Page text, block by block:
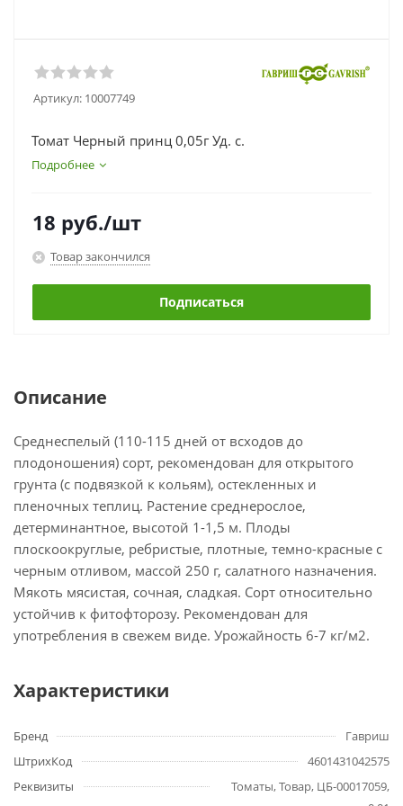
Артикул: 10007749
Томат Черный принц 0,05г Уд. с.
Подробнее
18 руб./шт
Товар закончился
Подписаться
Описание
Среднеспелый (110-115 дней от всходов до
плодоношения) сорт, рекомендован для открытого
грунта (с подвязкой к кольям), остекленных и
пленочных теплиц. Растение среднерослое,
детерминантное, высотой 1-1,5 м. Плоды
плоскоокруглые, ребристые, плотные, темно-красные с
черным отливом, массой 250 г, салатного назначения.
Мякоть мясистая, сочная, сладкая. Сорт относительно
устойчив к фитофторозу. Рекомендован для
употребления в свежем виде. Урожайность 6-7 кг/м2.
Характеристики
Бренд
Гавриш
ШтрихКод
4601431042575
Реквизиты
Томаты, Товар, ЦБ-00017059,